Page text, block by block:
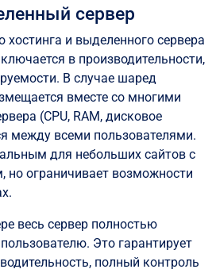
сервер
хостинга и выделенного сервера
в производительности,
В случае шаред
вместе со многими
(CPU, RAM, дисковое
между всеми пользователями.
для небольших сайтов с
ограничивает возможности
весь сервер полностью
Это гарантирует
полный контроль